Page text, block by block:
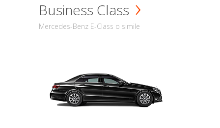
Business Class
Mercedes-Benz E-Class o simile